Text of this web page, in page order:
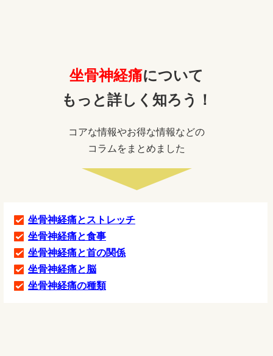
坐骨神経痛について
もっと詳しく知ろう！
コアな情報やお得な情報などの
コラムをまとめました
坐骨神経痛とストレッチ
坐骨神経痛と食事
坐骨神経痛と首の関係
坐骨神経痛と脳
坐骨神経痛の種類